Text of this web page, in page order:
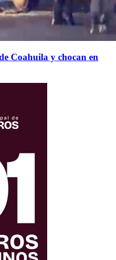
Coahuila y chocan en